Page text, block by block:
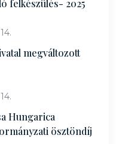
felkészülés- 2025
megváltozott
Hungarica
ösztöndíj